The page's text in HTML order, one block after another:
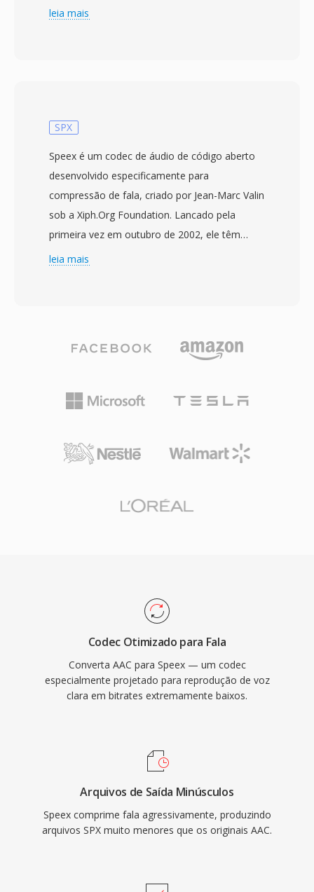
AAC oferece qualidade sonora superior com
com modelagem psicoacustica avançada é
formato de áudio padrão do ecossistema
Apple (iTunes, iPhone, iPad), do YouTube é de
diversos serviços de streaming. Sua primeira
vantagem é a excelente eficiência de
compressão — áudio de alta fidelidade usando
significativamente menos armazenamento é
até som surround. Terceiro, a ampla adoção
pela indústria, incluindo a Apple é outros,
dispositivos, navegadores é reprodutores de
nativamente, sem plugins adicionais.
leia mais
SPX
Speex é um codec de áudio de código aberto
desenvolvido especificamente para
compressão de fala, criado por Jean-Marc Valin
sob a Xiph.Org Foundation. Lancado pela
primeira vez em outubro de 2002, ele têm
como alvo voz sobre IP, conferencias é
otimizacao de fala do codec com às
de amostragem são suportadas — banda
estreita a 8 kHz, banda larga a 16 kHz é banda
codificação de taxa de bits variável que se
livre de patentes é licenciada sob BSD, que
supressao de ruido é controle automático de
ganho, recursos que codecs rivais
normalmente delegam a bibliotecas externas.
Embora seus criadores recomendem
oficialmente o Opus como sucessor desde
decodificador leve ainda é valorizado.
leia mais
Codec Otimizado para Fala
Converta AAC para Speex — um codec
especialmente projetado para reprodução de voz
clara em bitrates extremamente baixos.
Arquivos de Saída Minúsculos
Speex comprime fala agressivamente, produzindo
arquivos SPX muito menores que os originais AAC.